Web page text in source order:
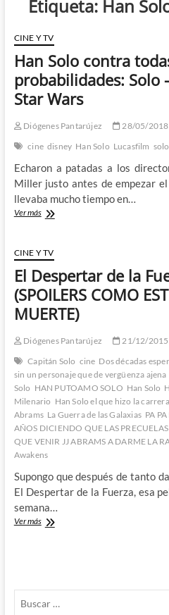
Etiqueta: Han
CINE Y TV
Han Solo contra
probabilidades: Solo
Star Wars
Diógenes Pantarújez 28/05/2018
cine disney Han Solo Lucasfilm
Echaron a patadas a los
Miller justo antes de empezar
llevaba mucho tiempo en…
Ver másHan
todas
las
probabilidades:
Solo
–
Una
de
Wars
CINE Y TV
El Despertar de la
(SPOILERS COMO
MUERTE)
Diógenes Pantarújez 21/12/2015
Capitán Solo cine Dos décadas
sin un personaje que de vergüenza ajena
Solo HAN PUTOAMO SOLO Han Solo
Milenario Han Solo el que hizo la
Abrams La Guerra de las Galaxias PA
AÑOS DICIENDO QUE LAS
QUE VENIR JJ ABRAMS A DARME LA
Awakens
Supongo que después de tanto
El Despertar de la Fuerza, esa
semana…
Ver másEl
COMO